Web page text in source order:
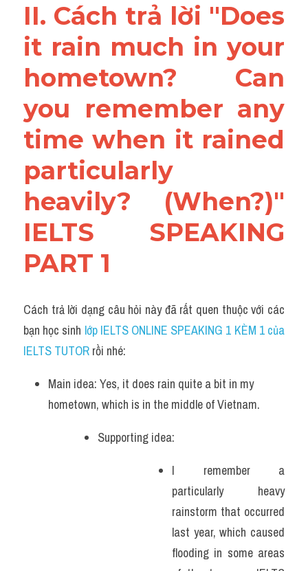
II. Cách trả lời "Does
it rain much in your
hometown? Can
you remember any
time when it rained
particularly
heavily? (When?)"
IELTS SPEAKING
PART 1
Cách trả lời dạng câu hỏi này đã rất quen thuộc với các
bạn học sinh lớp IELTS ONLINE SPEAKING 1 KÈM 1 của
IELTS TUTOR rồi nhé:
Main idea: Yes, it does rain quite a bit in my
hometown, which is in the middle of Vietnam.
Supporting idea:
I remember a
particularly heavy
rainstorm that occurred
last year, which caused
flooding in some areas